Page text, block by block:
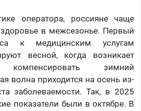
оператора, россияне чаще
в межсезонье. Первый
к медицинским услугам
весной, когда возникает
компенсировать зимний
волна приходится на осень из-
заболеваемости. Так, в 2025
показатели были в октябре. В